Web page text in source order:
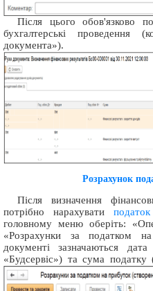
Після цього обов'язково
бухгалтерські проведення
документа»).
Розрахунок
Після визначення
потрібно нарахувати
головному меню оберіть:
«Розрахунки за податком
документі зазначаються
«Будсервіс») та сума